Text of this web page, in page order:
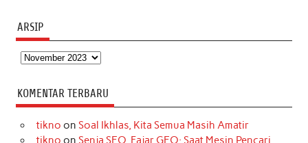
ARSIP
Arsip
KOMENTAR TERBARU
tikno on Soal Ikhlas, Kita Semua Masih Amatir